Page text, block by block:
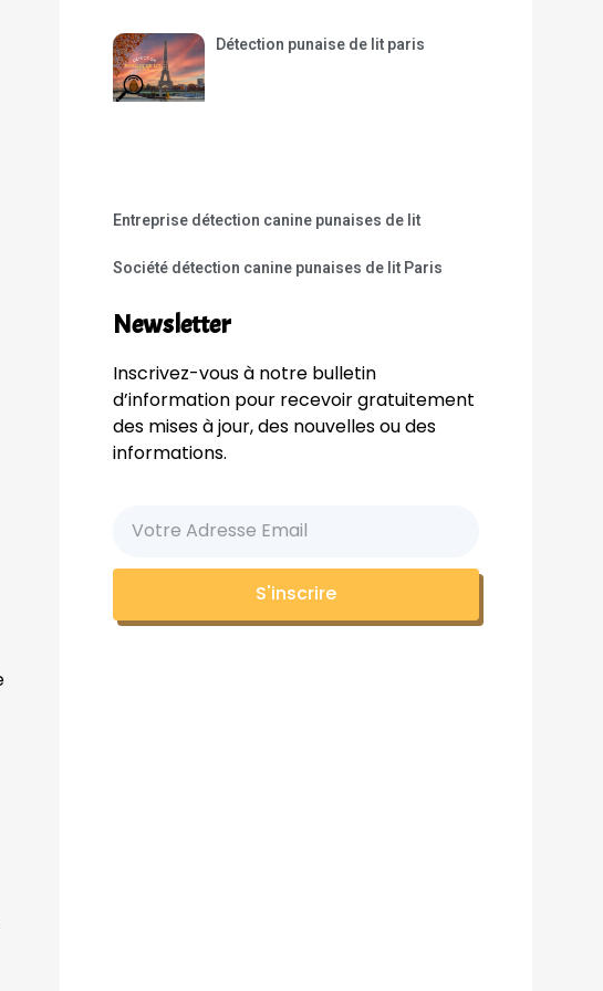
Détection punaise de lit paris
Entreprise détection canine punaises de lit
Société détection canine punaises de lit Paris
Newsletter
Inscrivez-vous à notre bulletin
d’information pour recevoir gratuitement
des mises à jour, des nouvelles ou des
informations.
S'inscrire